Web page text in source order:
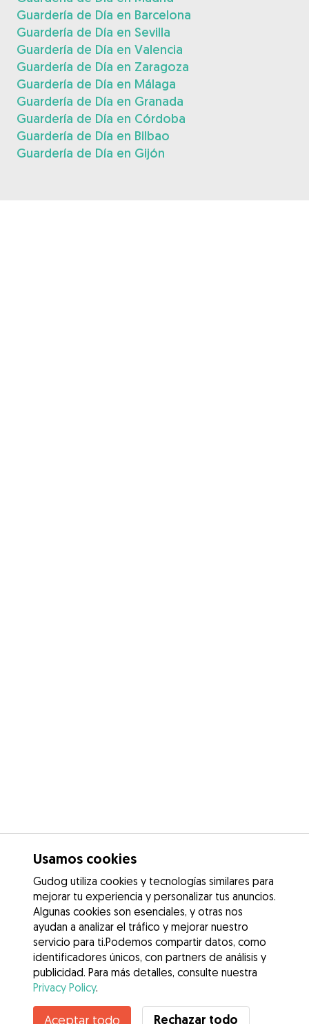
Usamos cookies
Gudog utiliza cookies y tecnologías similares para
mejorar tu experiencia y personalizar tus anuncios.
Algunas cookies son esenciales, y otras nos
ayudan a analizar el tráfico y mejorar nuestro
servicio para ti.Podemos compartir datos, como
identificadores únicos, con partners de análisis y
publicidad. Para más detalles, consulte nuestra
Privacy Policy.
Aceptar todo Rechazar todo
Guardería de Día en Barcelona
Guardería de Día en Sevilla
Guardería de Día en Valencia
Guardería de Día en Zaragoza
Guardería de Día en Málaga
Guardería de Día en Granada
Guardería de Día en Córdoba
Guardería de Día en Bilbao
Guardería de Día en Gijón